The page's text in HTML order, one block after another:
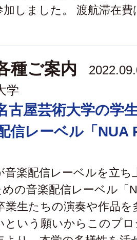
加しました。 渡航滞在
種ご案内
学
古屋芸術大学の学
信レーベル「NUA
音楽配信レーベルを立ち
の音楽配信レーベル「
業生たちの演奏や作品
という願いからこのプ